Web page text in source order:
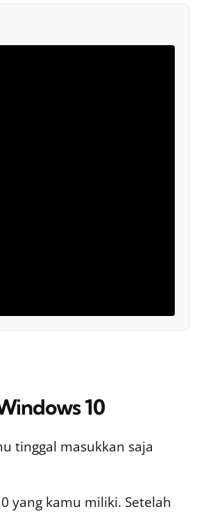
10
tinggal masukkan saja
yang kamu miliki. Setelah